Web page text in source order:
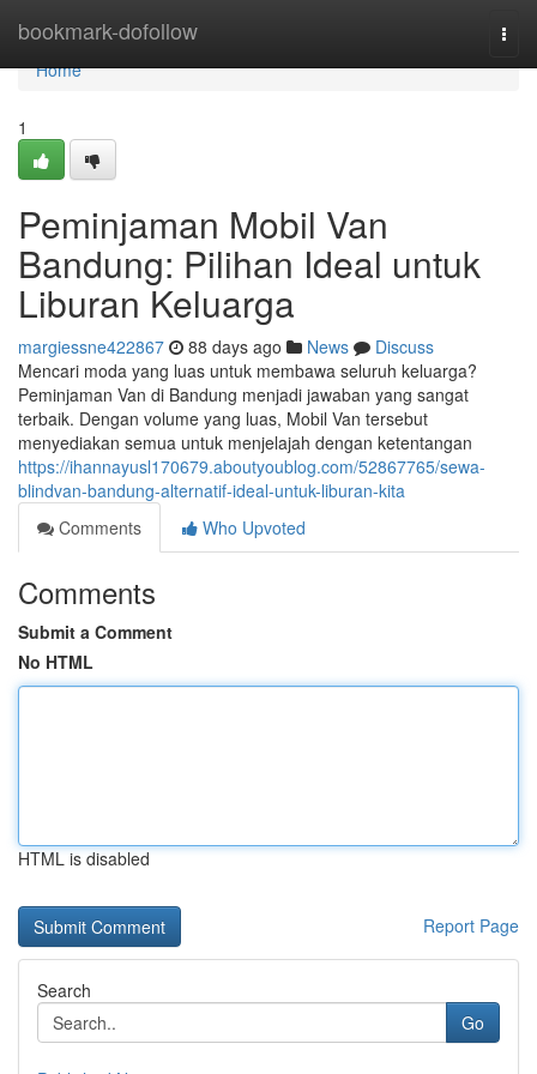
bookmark-dofollow
Home
Home
1
Peminjaman Mobil Van
Bandung: Pilihan Ideal untuk
Liburan Keluarga
margiessne422867 88 days ago News
Discuss
Mencari moda yang luas untuk membawa seluruh keluarga?
Peminjaman Van di Bandung menjadi jawaban yang sangat
terbaik. Dengan volume yang luas, Mobil Van tersebut
menyediakan semua untuk menjelajah dengan ketentangan
https://ihannayusl170679.aboutyoublog.com/52867765/sewa-
blindvan-bandung-alternatif-ideal-untuk-liburan-kita
Comments
Who Upvoted
Comments
Submit a Comment
No HTML
HTML is disabled
Report Page
Search
Go